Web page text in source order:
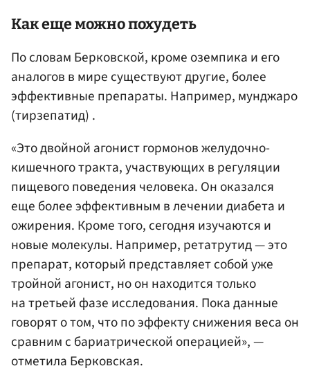
Как еще можно похудеть
По словам Берковской, кроме оземпика и его
аналогов в мире существуют другие, более
эффективные препараты. Например, мунджаро
(тирзепатид) .
«Это двойной агонист гормонов желудочно-
кишечного тракта, участвующих в регуляции
пищевого поведения человека. Он оказался
еще более эффективным в лечении диабета и
ожирения. Кроме того, сегодня изучаются и
новые молекулы. Например, ретатрутид — это
препарат, который представляет собой уже
тройной агонист, но он находится только
на третьей фазе исследования. Пока данные
говорят о том, что по эффекту снижения веса он
сравним с бариатрической операцией», —
отметила Берковская.